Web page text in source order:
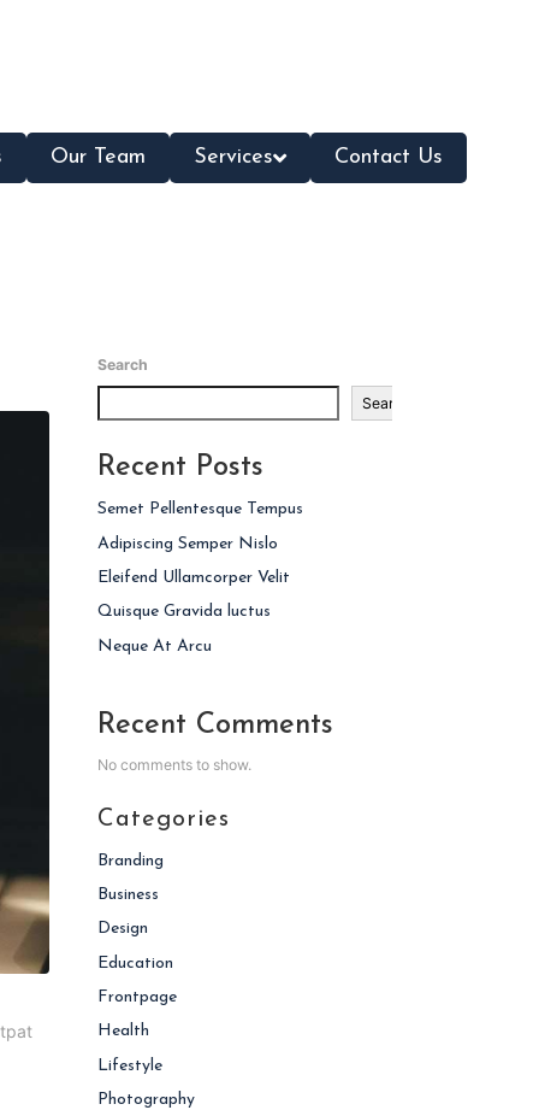
Our Team Services Contact Us
Search
Search
Recent Posts
Semet Pellentesque Tempus
Adipiscing Semper Nislo
Eleifend Ullamcorper Velit
Quisque Gravida luctus
Neque At Arcu
Recent Comments
No comments to show.
Categories
Branding
Business
Design
Education
Frontpage
Health
Lifestyle
Photography